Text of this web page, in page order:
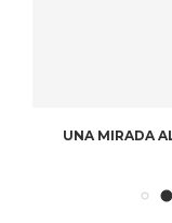
UNA MIRADA